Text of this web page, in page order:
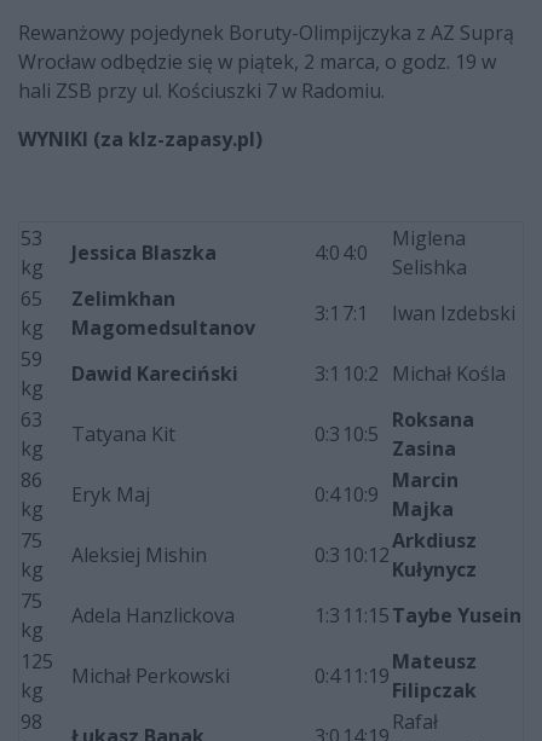
Rewanżowy pojedynek Boruty-Olimpijczyka z AZ Suprą
Wrocław odbędzie się w piątek, 2 marca, o godz. 19 w
hali ZSB przy ul. Kościuszki 7 w Radomiu.
WYNIKI (za klz-zapasy.pl)
53
kg
Jessica Blaszka 4:04:0
Miglena
Selishka
65
kg
Zelimkhan
Magomedsultanov
3:1 7:1
Iwan Izdebski
59
kg
Dawid Kareciński 3:1 10:2
Michał Kośla
63
kg
Tatyana Kit 0:3 10:5
Roksana
Zasina
86
kg
Eryk Maj 0:410:9
Marcin
Majka
75
kg
Aleksiej Mishin 0:3 10:12
Arkdiusz
Kułynycz
75
kg
Adela Hanzlickova 1:3 11:15Taybe Yusein
125
kg
Michał Perkowski 0:411:19
Mateusz
Filipczak
98
Rafał